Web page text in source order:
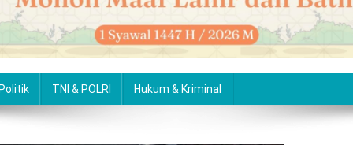
Politik TNI & POLRI Hukum & Kriminal